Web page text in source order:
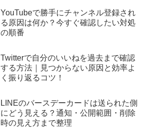
YouTubeで勝手にチャンネル登録され
る原因は何か？今すぐ確認したい対処
の順番
Twitterで自分のいいねを過去まで確認
する方法｜見つからない原因と効率よ
く振り返るコツ！
LINEのバースデーカードは送られた側
にどう見える？通知・公開範囲・削除
時の見え方まで整理